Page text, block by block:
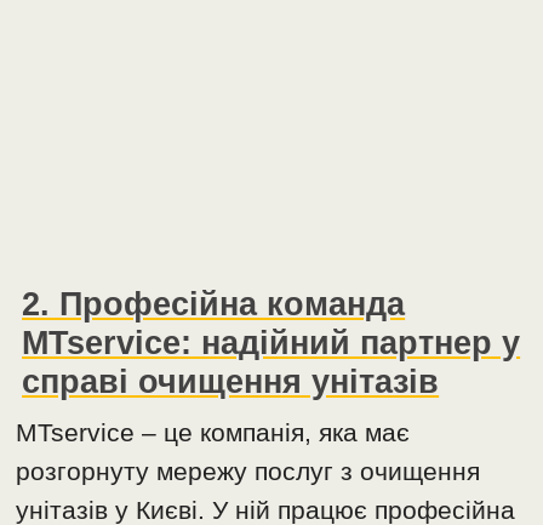
2. Професійна команда
MTservice: надійний партнер у
справі очищення унітазів
MTservice – це компанія, яка має
розгорнуту мережу послуг з очищення
унітазів у Києві. У ній працює професійна